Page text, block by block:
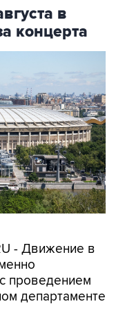
в
концерта
- Движение в
проведением
департаменте